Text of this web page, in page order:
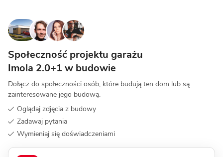
Społeczność projektu garażu
Imola 2.0+1 w budowie
Dołącz do społeczności osób, które budują ten dom lub są
zainteresowane jego budową.
Oglądaj zdjęcia z budowy
Zadawaj pytania
Wymieniaj się doświadczeniami